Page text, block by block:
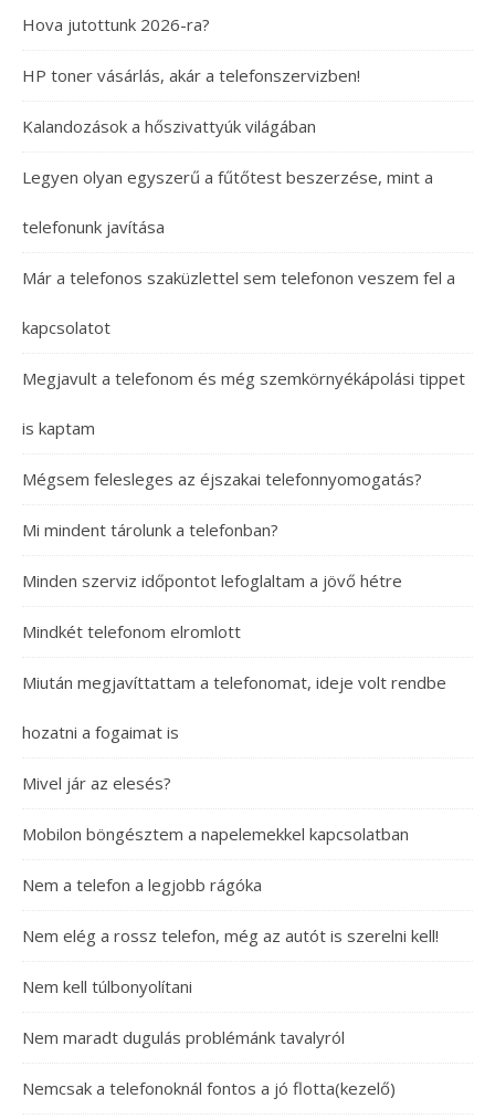
Hova jutottunk 2026-ra?
HP toner vásárlás, akár a telefonszervizben!
Kalandozások a hőszivattyúk világában
Legyen olyan egyszerű a fűtőtest beszerzése, mint a
telefonunk javítása
Már a telefonos szaküzlettel sem telefonon veszem fel a
kapcsolatot
Megjavult a telefonom és még szemkörnyékápolási tippet
is kaptam
Mégsem felesleges az éjszakai telefonnyomogatás?
Mi mindent tárolunk a telefonban?
Minden szerviz időpontot lefoglaltam a jövő hétre
Mindkét telefonom elromlott
Miután megjavíttattam a telefonomat, ideje volt rendbe
hozatni a fogaimat is
Mivel jár az elesés?
Mobilon böngésztem a napelemekkel kapcsolatban
Nem a telefon a legjobb rágóka
Nem elég a rossz telefon, még az autót is szerelni kell!
Nem kell túlbonyolítani
Nem maradt dugulás problémánk tavalyról
Nemcsak a telefonoknál fontos a jó flotta(kezelő)